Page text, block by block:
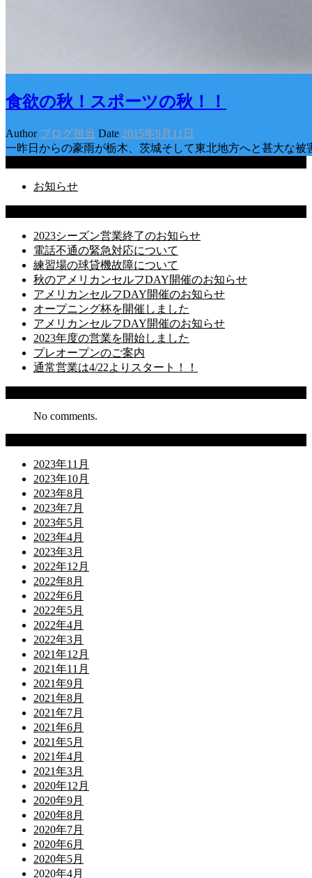
食欲の秋！スポーツの秋！！
Author ブログ担当 Date 2015年9月11日
一昨日からの豪雨が栃木、茨城そして東北地方へと甚大な
お知らせ
2023シーズン営業終了のお知らせ
電話不通の緊急対応について
練習場の球貸機故障について
秋のアメリカンセルフDAY開催のお知らせ
アメリカンセルフDAY開催のお知らせ
オープニング杯を開催しました
アメリカンセルフDAY開催のお知らせ
2023年度の営業を開始しました
プレオープンのご案内
通常営業は4/22よりスタート！！
No comments.
2023年11月
2023年10月
2023年8月
2023年7月
2023年5月
2023年4月
2023年3月
2022年12月
2022年8月
2022年6月
2022年5月
2022年4月
2022年3月
2021年12月
2021年11月
2021年9月
2021年8月
2021年7月
2021年6月
2021年5月
2021年4月
2021年3月
2020年12月
2020年9月
2020年8月
2020年7月
2020年6月
2020年5月
2020年4月